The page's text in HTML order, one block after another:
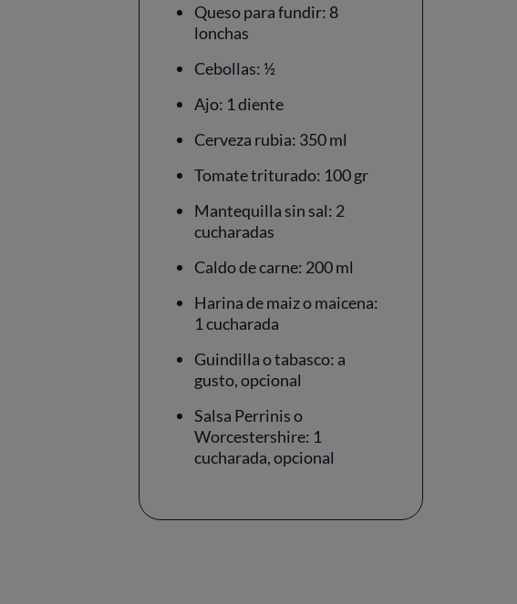
Queso para fundir: 8
lonchas
Cebollas: ½
Ajo: 1 diente
Cerveza rubia: 350 ml
Tomate triturado: 100 gr
Mantequilla sin sal: 2
cucharadas
Caldo de carne: 200 ml
Harina de maiz o maicena:
1 cucharada
Guindilla o tabasco: a
gusto, opcional
Salsa Perrinis o
Worcestershire: 1
cucharada, opcional